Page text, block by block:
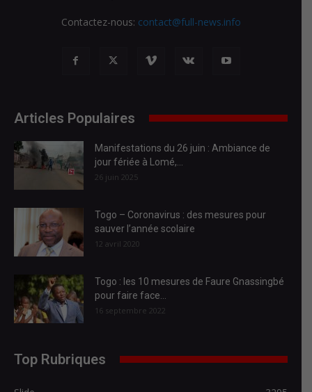
Contactez-nous: contact@full-news.info
Articles Populaires
Manifestations du 26 juin : Ambiance de
jour fériée à Lomé,...
26 juin 2025
Togo – Coronavirus : des mesures pour
sauver l’année scolaire
12 avril 2020
Togo : les 10 mesures de Faure Gnassingbé
pour faire face...
16 septembre 2022
Top Rubriques